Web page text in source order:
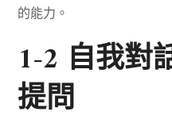
的能力。
1-2 自我對
提問